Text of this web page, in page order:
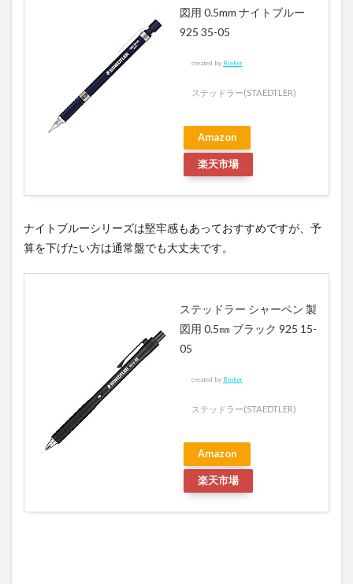
図用 0.5mm ナイトブルー
925 35-05
created by Rinker
ステッドラー(STAEDTLER)
Amazon
楽天市場
ナイトブルーシリーズは堅牢感もあっておすすめですが、予
算を下げたい方は通常盤でも大丈夫です。
ステッドラー シャーペン 製
図用 0.5㎜ ブラック 925 15-
05
created by Rinker
ステッドラー(STAEDTLER)
Amazon
楽天市場